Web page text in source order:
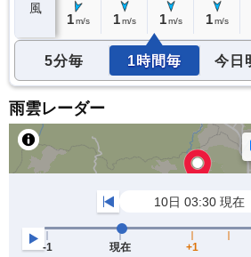
風
1 m/s 1 m/s 1 m/s 1 m/s
5分毎 1時間毎 今日
雨雲レーダー